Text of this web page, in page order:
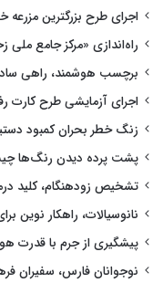
اجرای طرح بزرگترین
راه‌اندازی «مرکز جامع
برچسب هوشمند، راهی
اجرای آزمایشی طرح کارت
زنگ خطر بحران کمبود دستیاری ۶ رشته
پشت پرده دیدن رنگ‌ها
تشخیص زودهنگام، کلید
نانوسیالات، راهکار نوین
پیشگیری از جرم با
نوجوانان فارس، سفیران